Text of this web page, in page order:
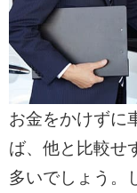
お金をかけずに
ば、他と比較せ
多いでしょう。